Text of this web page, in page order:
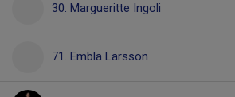
30. Margueritte Ingoli
71. Embla Larsson